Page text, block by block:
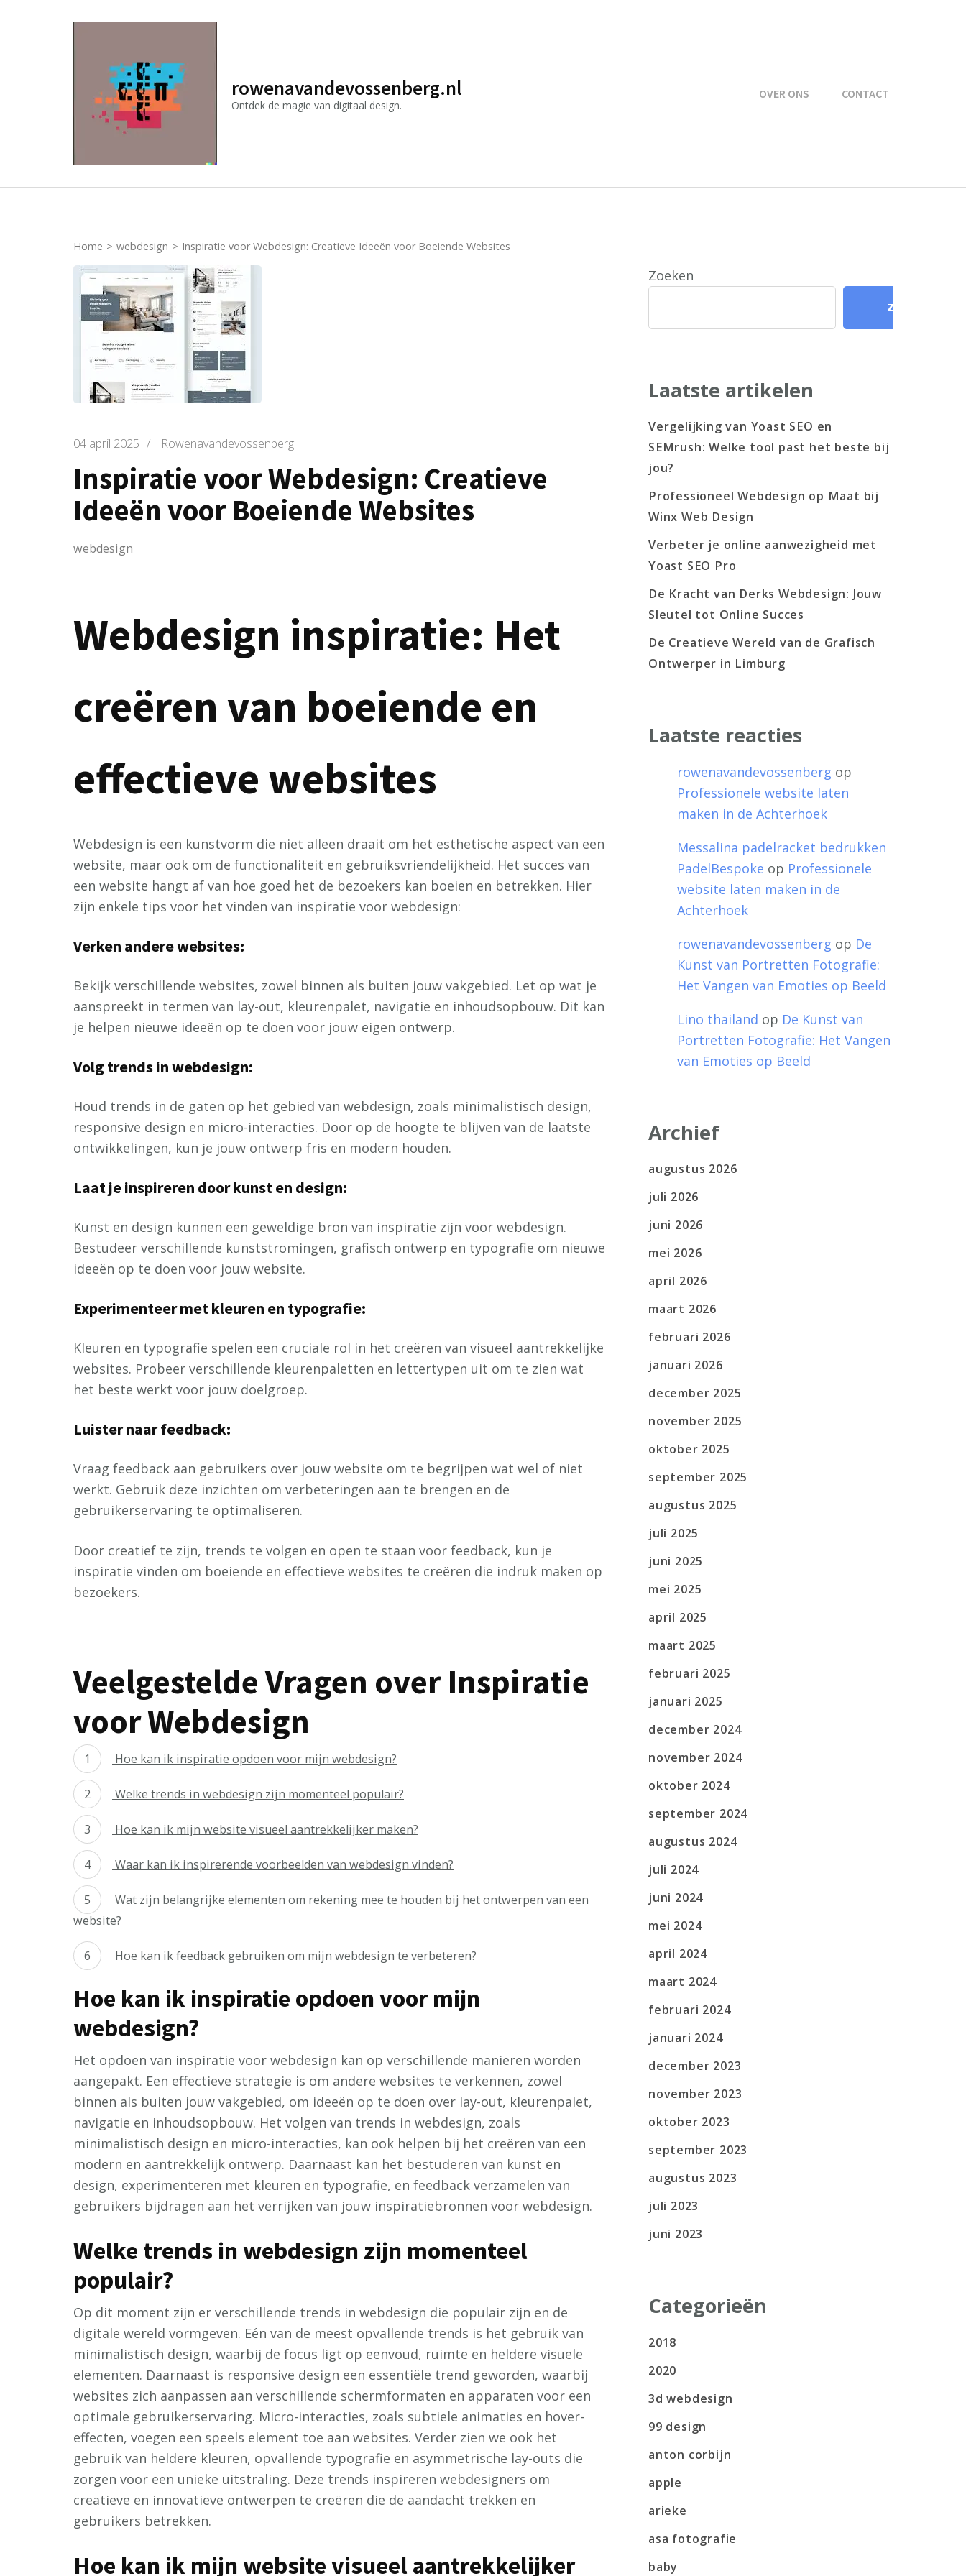
rowenavandevossenberg.nl
Ontdek de magie van digitaal design.
OVER ONS CONTACT
Home > webdesign > Inspiratie voor Webdesign: Creatieve Ideeën voor Boeiende Websites
04 april 2025 / Rowenavandevossenberg
Inspiratie voor Webdesign: Creatieve
Ideeën voor Boeiende Websites
webdesign
Webdesign inspiratie: Het
creëren van boeiende en
effectieve websites
Webdesign is een kunstvorm die niet alleen draait om het esthetische aspect van een
website, maar ook om de functionaliteit en gebruiksvriendelijkheid. Het succes van
een website hangt af van hoe goed het de bezoekers kan boeien en betrekken. Hier
zijn enkele tips voor het vinden van inspiratie voor webdesign:
Verken andere websites:
Bekijk verschillende websites, zowel binnen als buiten jouw vakgebied. Let op wat je
aanspreekt in termen van lay-out, kleurenpalet, navigatie en inhoudsopbouw. Dit kan
je helpen nieuwe ideeën op te doen voor jouw eigen ontwerp.
Volg trends in webdesign:
Houd trends in de gaten op het gebied van webdesign, zoals minimalistisch design,
responsive design en micro-interacties. Door op de hoogte te blijven van de laatste
ontwikkelingen, kun je jouw ontwerp fris en modern houden.
Laat je inspireren door kunst en design:
Kunst en design kunnen een geweldige bron van inspiratie zijn voor webdesign.
Bestudeer verschillende kunststromingen, grafisch ontwerp en typografie om nieuwe
ideeën op te doen voor jouw website.
Experimenteer met kleuren en typografie:
Kleuren en typografie spelen een cruciale rol in het creëren van visueel aantrekkelijke
websites. Probeer verschillende kleurenpaletten en lettertypen uit om te zien wat
het beste werkt voor jouw doelgroep.
Luister naar feedback:
Vraag feedback aan gebruikers over jouw website om te begrijpen wat wel of niet
werkt. Gebruik deze inzichten om verbeteringen aan te brengen en de
gebruikerservaring te optimaliseren.
Door creatief te zijn, trends te volgen en open te staan voor feedback, kun je
inspiratie vinden om boeiende en effectieve websites te creëren die indruk maken op
bezoekers.
Veelgestelde Vragen over Inspiratie
voor Webdesign
Hoe kan ik inspiratie opdoen voor mijn webdesign?
Welke trends in webdesign zijn momenteel populair?
Hoe kan ik mijn website visueel aantrekkelijker maken?
Waar kan ik inspirerende voorbeelden van webdesign vinden?
Wat zijn belangrijke elementen om rekening mee te houden bij het ontwerpen van een
website?
Hoe kan ik feedback gebruiken om mijn webdesign te verbeteren?
Hoe kan ik inspiratie opdoen voor mijn
webdesign?
Het opdoen van inspiratie voor webdesign kan op verschillende manieren worden
aangepakt. Een effectieve strategie is om andere websites te verkennen, zowel
binnen als buiten jouw vakgebied, om ideeën op te doen over lay-out, kleurenpalet,
navigatie en inhoudsopbouw. Het volgen van trends in webdesign, zoals
minimalistisch design en micro-interacties, kan ook helpen bij het creëren van een
modern en aantrekkelijk ontwerp. Daarnaast kan het bestuderen van kunst en
design, experimenteren met kleuren en typografie, en feedback verzamelen van
gebruikers bijdragen aan het verrijken van jouw inspiratiebronnen voor webdesign.
Welke trends in webdesign zijn momenteel
populair?
Op dit moment zijn er verschillende trends in webdesign die populair zijn en de
digitale wereld vormgeven. Eén van de meest opvallende trends is het gebruik van
minimalistisch design, waarbij de focus ligt op eenvoud, ruimte en heldere visuele
elementen. Daarnaast is responsive design een essentiële trend geworden, waarbij
websites zich aanpassen aan verschillende schermformaten en apparaten voor een
optimale gebruikerservaring. Micro-interacties, zoals subtiele animaties en hover-
effecten, voegen een speels element toe aan websites. Verder zien we ook het
gebruik van heldere kleuren, opvallende typografie en asymmetrische lay-outs die
zorgen voor een unieke uitstraling. Deze trends inspireren webdesigners om
creatieve en innovatieve ontwerpen te creëren die de aandacht trekken en
gebruikers betrekken.
Hoe kan ik mijn website visueel aantrekkelijker
Zoeken
Zoeken
Laatste artikelen
Vergelijking van Yoast SEO en
SEMrush: Welke tool past het beste bij
jou?
Professioneel Webdesign op Maat bij
Winx Web Design
Verbeter je online aanwezigheid met
Yoast SEO Pro
De Kracht van Derks Webdesign: Jouw
Sleutel tot Online Succes
De Creatieve Wereld van de Grafisch
Ontwerper in Limburg
Laatste reacties
rowenavandevossenberg op
Professionele website laten
maken in de Achterhoek
Messalina padelracket bedrukken
PadelBespoke op Professionele
website laten maken in de
Achterhoek
rowenavandevossenberg op De
Kunst van Portretten Fotografie:
Het Vangen van Emoties op Beeld
Lino thailand op De Kunst van
Portretten Fotografie: Het Vangen
van Emoties op Beeld
Archief
augustus 2026
juli 2026
juni 2026
mei 2026
april 2026
maart 2026
februari 2026
januari 2026
december 2025
november 2025
oktober 2025
september 2025
augustus 2025
juli 2025
juni 2025
mei 2025
april 2025
maart 2025
februari 2025
januari 2025
december 2024
november 2024
oktober 2024
september 2024
augustus 2024
juli 2024
juni 2024
mei 2024
april 2024
maart 2024
februari 2024
januari 2024
december 2023
november 2023
oktober 2023
september 2023
augustus 2023
juli 2023
juni 2023
Categorieën
2018
2020
3d webdesign
99 design
anton corbijn
apple
arieke
asa fotografie
baby